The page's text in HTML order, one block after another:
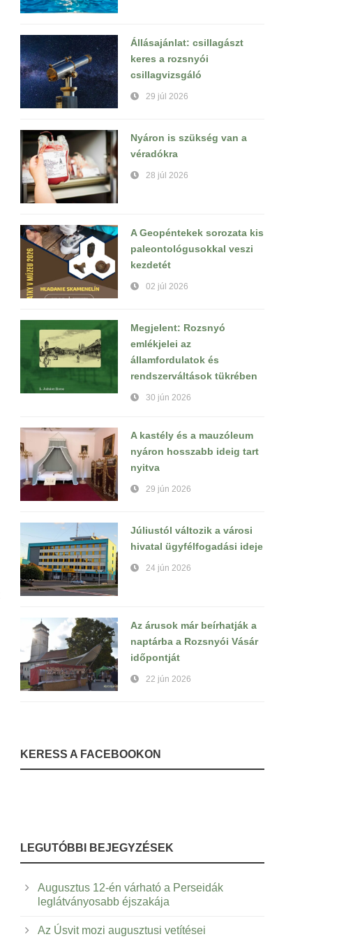
Állásajánlat: csillagászt
keres a rozsnyói
csillagvizsgáló
29 júl 2026
Nyáron is szükség van a
véradókra
28 júl 2026
A Geopéntekek sorozata kis
paleontológusokkal veszi
kezdetét
02 júl 2026
Megjelent: Rozsnyó
emlékjelei az
államfordulatok és
rendszerváltások tükrében
30 jún 2026
A kastély és a mauzóleum
nyáron hosszabb ideig tart
nyitva
29 jún 2026
Júliustól változik a városi
hivatal ügyfélfogadási ideje
24 jún 2026
Az árusok már beírhatják a
naptárba a Rozsnyói Vásár
időpontját
22 jún 2026
KERESS A FACEBOOKON
LEGUTÓBBI BEJEGYZÉSEK
Augusztus 12-én várható a Perseidák
leglátványosabb éjszakája
Az Úsvit mozi augusztusi vetítései